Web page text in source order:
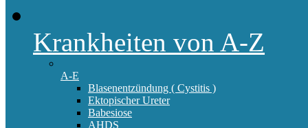
Krankheiten von A-Z
A-E
Blasenentzündung ( Cystitis )
Ektopischer Ureter
Babesiose
AHDS